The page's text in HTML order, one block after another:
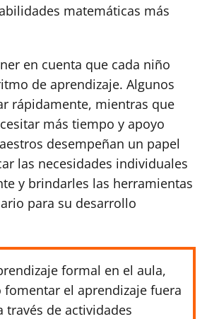
matemáticas más
en cuenta que cada niño
de aprendizaje. Algunos
rápidamente, mientras que
más tiempo y apoyo
desempeñan un papel
las necesidades individuales
y brindarles las herramientas
para su desarrollo
formal en el aula,
fomentar el aprendizaje fuera
través de actividades